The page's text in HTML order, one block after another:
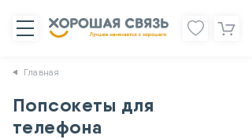
Главная
Попсокеты для
телефона